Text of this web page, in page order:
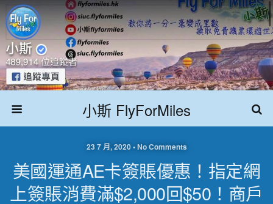
小斯 FlyForMiles
23 7 月, 2020 • No Comments
美國運通AE卡簽賬優惠！指定網
上簽賬消費滿$2,000回$50！商戶